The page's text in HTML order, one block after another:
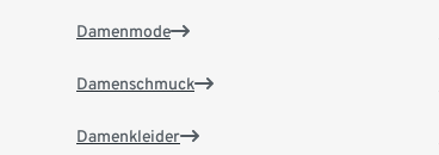
Damenmode
Damenschmuck
Damenkleider